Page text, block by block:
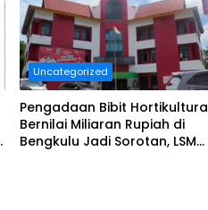
Uncategorized
Pengadaan Bibit Hortikultura
Bernilai Miliaran Rupiah di
Bengkulu Jadi Sorotan, LSM